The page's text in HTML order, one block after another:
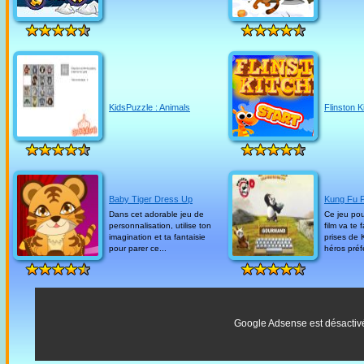
KidsPuzzle : Animals Flinston
Baby Tiger Dress Up
Dans cet adorable jeu de
personnalisation, utilise ton
imagination et ta fantaisie
pour parer ce...
Kung Fu
Ce jeu
film va te
prises de
héros
Google Adsense est